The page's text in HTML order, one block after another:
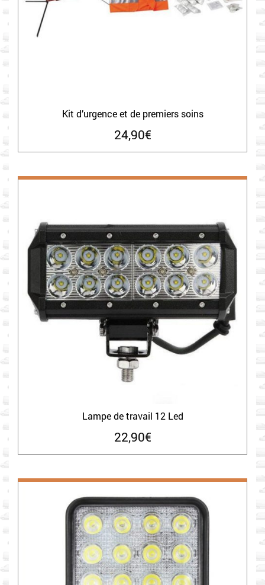
Kit d’urgence et de premiers soins
24,90€
Lampe de travail 12 Led
22,90€